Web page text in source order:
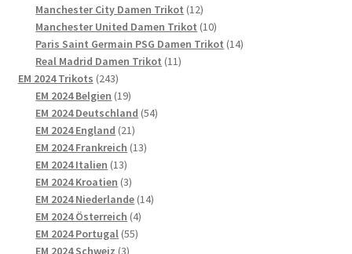
Produkte
Manchester City Damen Trikot 1212
Produkte
Manchester United Damen Trikot 1010
Produkte
Paris Saint Germain PSG Damen Trikot 1414
Real Madrid Damen Trikot 1111
EM 2024 Trikots 243243
Produkte
EM 2024 Belgien 1919
Produkte
EM 2024 Deutschland 5454
EM 2024 England 2121
Produkte
EM 2024 Frankreich 1313
EM 2024 Italien 1313
Produkte
EM 2024 Kroatien 33
Produkte
EM 2024 Niederlande 1414
EM 2024 Österreich 44
EM 2024 Portugal 5555
EM 2024 Schweiz 33